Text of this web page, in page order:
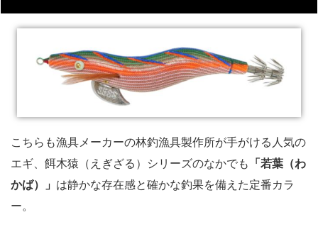
こちらも漁具メーカーの林釣漁具製作所が手がける人気の
エギ、餌木猿（えぎざる）シリーズのなかでも 「若葉（わ
かば）」 は静かな存在感と確かな釣果を備えた定番カラ
ー。